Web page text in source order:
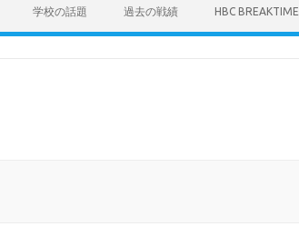
学校の話題 過去の戦績 HBC BREAKTIME